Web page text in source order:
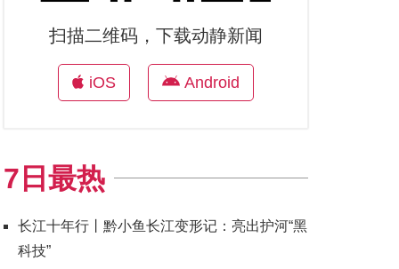
扫描二维码，下载动静新闻
iOS Android
7日最热
长江十年行丨黔小鱼长江变形记：亮出护河“黑
科技”